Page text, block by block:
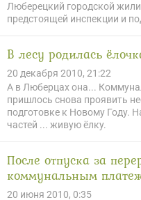
Люберецкий городской
предстоящей инспекции и
В лесу родилась
20 декабря 2010, 21:22
А в Люберцах она...
пришлось снова проявить
подготовке к Новому Году.
частей ... живую ёлку.
После отпуска за
коммунальным
20 июня 2010, 0:35